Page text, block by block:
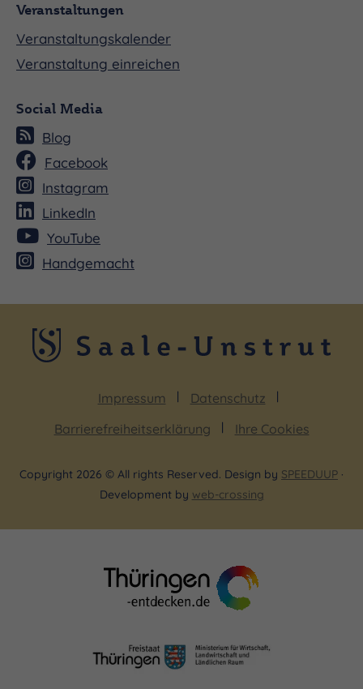
Veranstaltungen
Veranstaltungskalender
Veranstaltung einreichen
Social Media
Blog
Facebook
Instagram
LinkedIn
YouTube
Handgemacht
Impressum
Datenschutz
Barrierefreiheitserklärung
Ihre Cookies
Copyright 2026 © All rights Reserved. Design by SPEEDUUP ·
Development by web-crossing